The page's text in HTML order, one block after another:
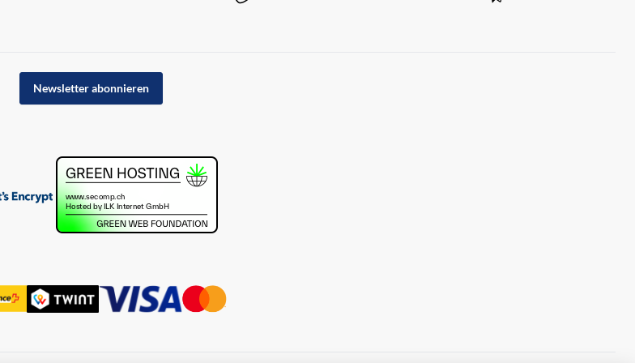
Newsletter abonnieren